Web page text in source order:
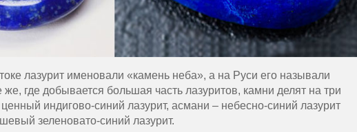
лазурит именовали «камень неба», а на Руси его называли
где добывается большая часть лазуритов, камни делят на три
индигово-синий лазурит, асмани – небесно-синий лазурит
зеленовато-синий лазурит.